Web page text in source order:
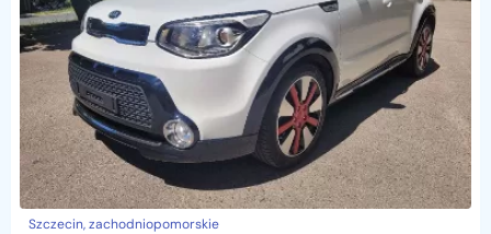
Szczecin, zachodniopomorskie